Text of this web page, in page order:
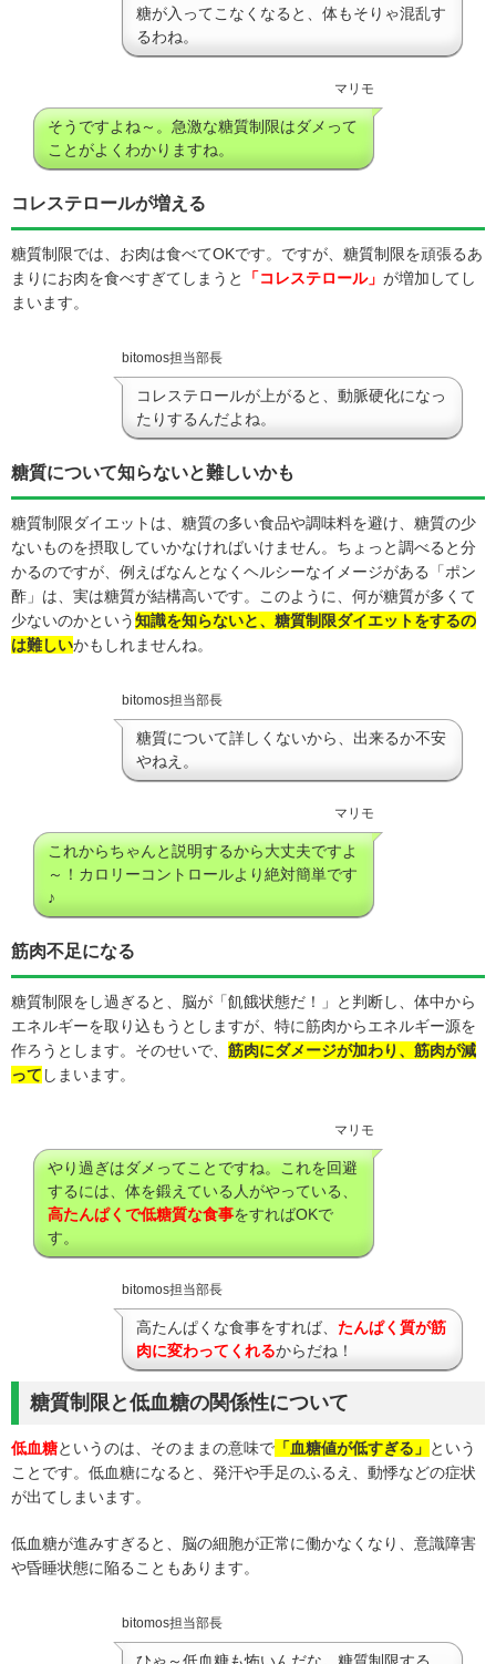
糖が入ってこなくなると、体もそりゃ混乱す
るわね。
マリモ
そうですよね～。急激な糖質制限はダメって
ことがよくわかりますね。
コレステロールが増える
糖質制限では、お肉は食べてOKです。ですが、糖質制限を頑張るあ
まりにお肉を食べすぎてしまうと
「コレステロール」 が増加してし
まいます。
bitomos担当部長
コレステロールが上がると、動脈硬化になっ
たりするんだよね。
糖質について知らないと難しいかも
糖質制限ダイエットは、糖質の多い食品や調味料を避け、糖質の少
ないものを摂取していかなければいけません。ちょっと調べると分
かるのですが、例えばなんとなくヘルシーなイメージがある「ポン
酢」は、実は糖質が結構高いです。このように、何が糖質が多くて
少ないのかという知識を知らないと、糖質制限ダイエットをするの
は難しいかもしれませんね。
bitomos担当部長
糖質について詳しくないから、出来るか不安
やねえ。
マリモ
これからちゃんと説明するから大丈夫ですよ
～！カロリーコントロールより絶対簡単です
♪
筋肉不足になる
糖質制限をし過ぎると、脳が「飢餓状態だ！」と判断し、体中から
エネルギーを取り込もうとしますが、特に筋肉からエネルギー源を
作ろうとします。そのせいで、 筋肉にダメージが加わり、筋肉が減
って しまいます。
マリモ
やり過ぎはダメってことですね。これを回避
するには、体を鍛えている人がやっている、
高たんぱくで低糖質な食事をすればOKで
す。
bitomos担当部長
高たんぱくな食事をすれば、 たんぱく質が筋
肉に変わってくれるからだね！
糖質制限と低血糖の関係性について
低血糖というのは、そのままの意味で 「血糖値が低すぎる」 という
ことです。低血糖になると、発汗や手足のふるえ、動悸などの症状
が出てしまいます。
低血糖が進みすぎると、脳の細胞が正常に働かなくなり、意識障害
や昏睡状態に陥ることもあります。
bitomos担当部長
ひゃ～低血糖も怖いんだな。糖質制限する